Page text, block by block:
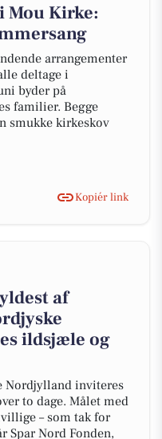
Mou Kirke:
arrangementer
deltage i
byder på
familier. Begge
smukke kirkeskov
Kopiér link
af
ildsjæle og
Nordjylland inviteres
to dage. Målet med
– som tak for
Spar Nord Fonden,